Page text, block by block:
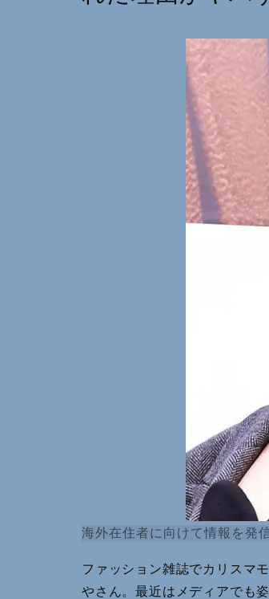
海外在住者に向けて情報を発
ファッション雑誌でカリスマ
やさん。最近はメディアでも